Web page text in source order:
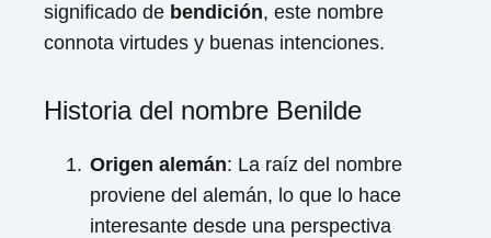
significado de bendición, este nombre
connota virtudes y buenas intenciones.
Historia del nombre Benilde
Origen alemán: La raíz del nombre
proviene del alemán, lo que lo hace
interesante desde una perspectiva